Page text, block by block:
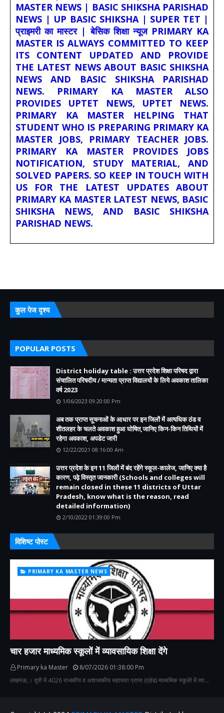
MASTER NEWS | BASIC SHIKSHA PARISHAD
NEWS | UP BASIC SHIKSHA | SUPER TET |
प्राइमरी का मास्टर | बेसिक शिक्षा न्यूज PRIMARY KA
MASTER IS ALWAYS COMMITTED TO KEEP
ITS CONTENT UPDATED AND PROVIDE
THE LATEST NEWS ABOUT BASIC SHIKSHA
NEWS AND BASIC SHIKSHA PARISHAD
NEWS. PRIMARY KA MASTER ALSO
PROVIDES UPTET NEWS, UPTET NEWS.
PRIMARY KA MASTER HELPING THAT
STUDENT WHO IS PREPARING PRIMARY KA
MASTER JOBS, PRIMARY TEACHER JOBS.
PRIMARY KA MASTER PROVIDES JOBS
NOTIFICATION, STUDY MATERIAL, AND
SOLVED PAPERS. SO KEEP IN TOUCH WITH
US FOR THE LATEST UPDATES ABOUT
PRIMARY KA MASTER LATEST NEWS, BASIC
SHIKSHA NEWS, AND BASIC SHIKSHA
PARISHAD NEWS.
कुल पेज दृश्य
POPULAR POSTS
District holiday table : उत्तर प्रदेश शिक्षा परिषद द्वारा
संचालित परिषदीय / मान्यता प्राप्त विद्यालयों के लिये अवकाश तालिका
वर्ष 2023
1/06/2023 09:20:00 Pm
अब तक प्राप्त सूचनाओं के आधार पर इन जिलों में अत्यधिक ठंड व
शीतलहर के चलते अवकाश हुआ घोषित,जानिए किन-किन तिथियों में
रहेगा अवकाश, अपडेट जारी
12/22/2021 08:16:00 Am
उत्तर प्रदेश के इन 11 जिलों में बंद रहेंगे स्कूल-कालेज, जानिए क्या है
कारण, पढ़े विस्तृत जानकारी (Schools and colleges will
remain closed in these 11 districts of Uttar
Pradesh, know what is the reason, read
detailed information)
2/10/2022 01:39:00 Pm
विशिष्ट पोस्ट
PRIMARY KA MASTER NEWS
चार हजार माध्यमिक स्कूलों में व्यावसायिक शिक्षा देंगे
Primary ka Master
8/07/2026 01:38:00 Pm
लखनऊ,। यूपी में 4026 राजकीय व अशासकीय सहायता प्राप्त (एडेड) माध्यमिक स्कूलेां में व्या…